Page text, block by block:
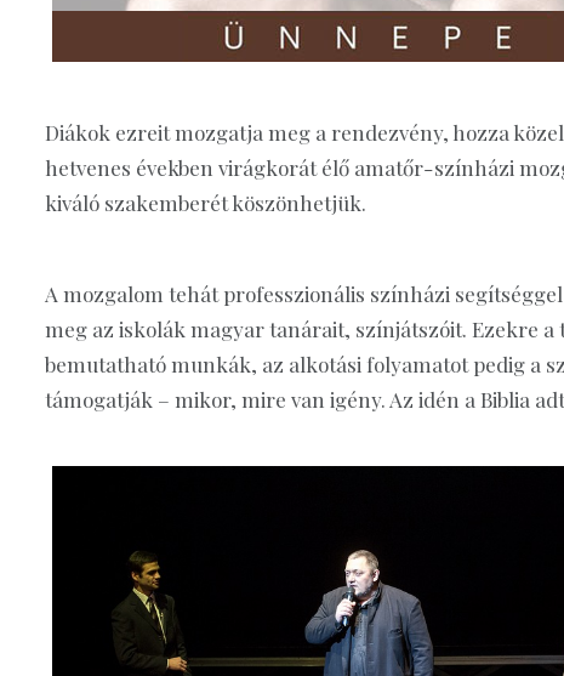
Diákok ezreit mozgatja meg a rendezvény, hozza
hetvenes években virágkorát élő amatőr-színházi
kiváló szakemberét köszönhetjük.
A mozgalom tehát professzionális színházi
meg az iskolák magyar tanárait, színjátszóit. Ezekre
bemutatható munkák, az alkotási folyamatot pedig a
támogatják – mikor, mire van igény. Az idén a Biblia